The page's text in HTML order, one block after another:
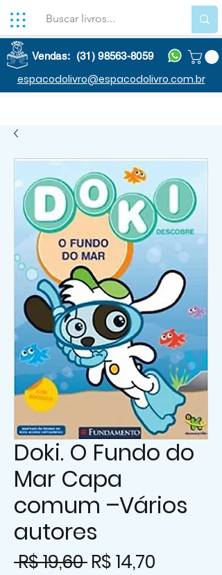
Vendas: (31) 98563-8059
espacodolivro@espacodolivro.com.br
Doki. O Fundo do
Mar Capa
comum –Vários
autores
R$ 19,60 Preço
R$ 14,70